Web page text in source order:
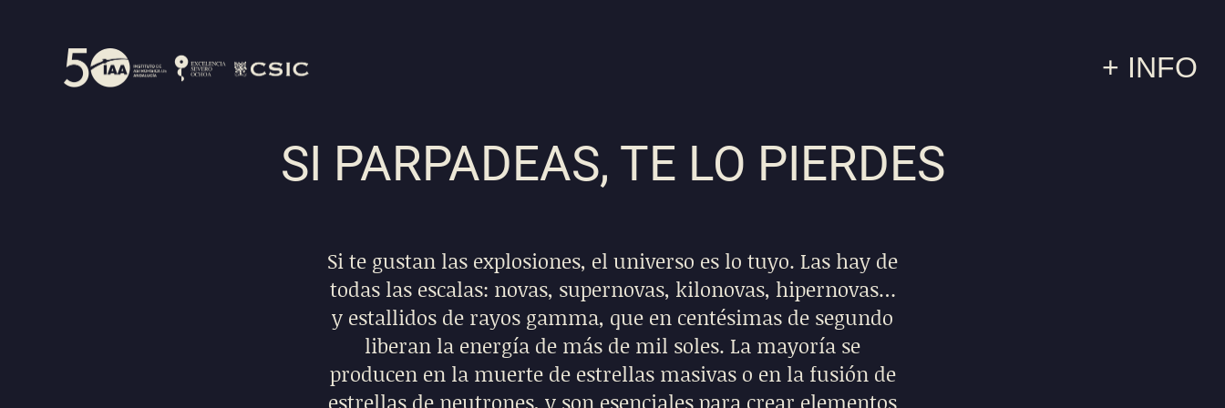
+ INFO
SI PARPADEAS, TE LO PIERDES
Si te gustan las explosiones, el universo es lo tuyo. Las hay de
todas las escalas: novas, supernovas, kilonovas, hipernovas…
y estallidos de rayos gamma, que en centésimas de segundo
liberan la energía de más de mil soles. La mayoría se
producen en la muerte de estrellas masivas o en la fusión de
estrellas de neutrones, y son esenciales para crear elementos